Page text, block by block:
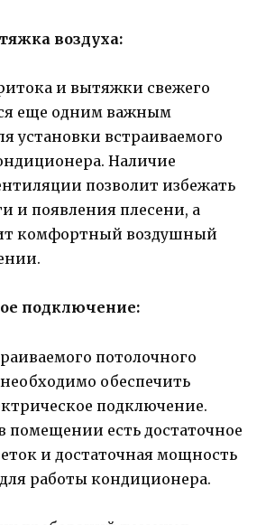
воздуха:
и вытяжки свежего
еще одним важным
установки встраиваемого
Наличие
позволит избежать
и появления плесени, а
комфортный воздушный
подключение:
потолочного
обеспечить
подключение.
помещении есть достаточное
и достаточная мощность
работы кондиционера.